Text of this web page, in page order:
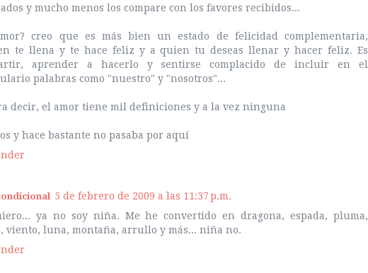
y mucho menos los compare con los favores recibidos...
creo que es más bien un estado de felicidad complementaria,
te llena y te hace feliz y a quien tu deseas llenar y hacer feliz. Es
aprender a hacerlo y sentirse complacido de incluir en el
palabras como "nuestro" y "nosotros"...
decir, el amor tiene mil definiciones y a la vez ninguna
y hace bastante no pasaba por aquí
5 de febrero de 2009 a las 11:37 p.m.
ya no soy niña. Me he convertido en dragona, espada, pluma,
viento, luna, montaña, arrullo y más... niña no.